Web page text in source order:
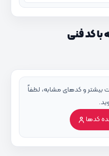
کد فنی
بیشتر و کدهای مشابه، لطفاً
کدها